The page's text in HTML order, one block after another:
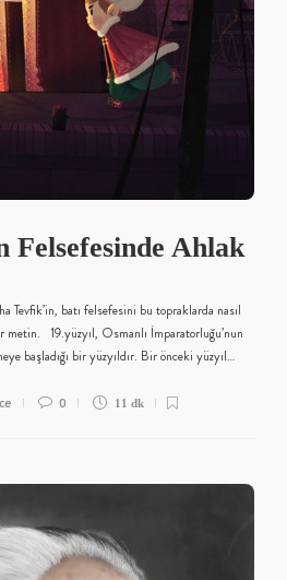
Felsefesinde Ahlak
Tevfik’in, batı felsefesini bu topraklarda nasıl
metin. 19.yüzyıl, Osmanlı İmparatorluğu’nun
başladığı bir yüzyıldır. Bir önceki yüzyıl…
0 11 dk